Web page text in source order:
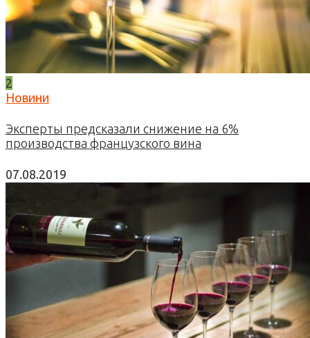
2
Новини
Эксперты предсказали снижение на 6%
производства французского вина
07.08.2019